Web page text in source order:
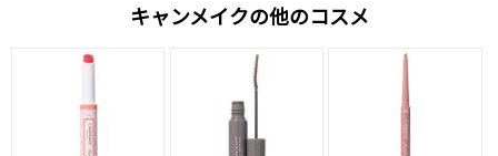
キャンメイクの他のコスメ